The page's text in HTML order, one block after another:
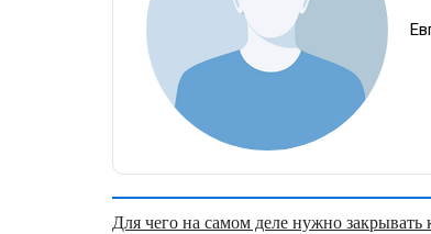
Для чего на самом деле нужно